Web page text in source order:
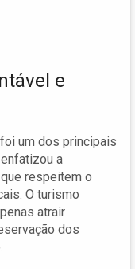
e
um dos principais
a
respeitem o
O turismo
atrair
dos